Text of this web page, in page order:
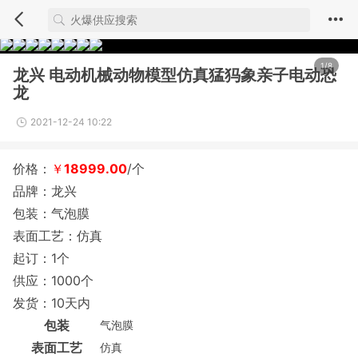
1/8
龙兴 电动机械动物模型仿真猛犸象亲子电动恐
龙
2021-12-24 10:22
价格： ￥18999.00/个
品牌：龙兴
包装：气泡膜
表面工艺：仿真
起订：1个
供应：1000个
发货：10天内
包装
气泡膜
表面工艺 仿真